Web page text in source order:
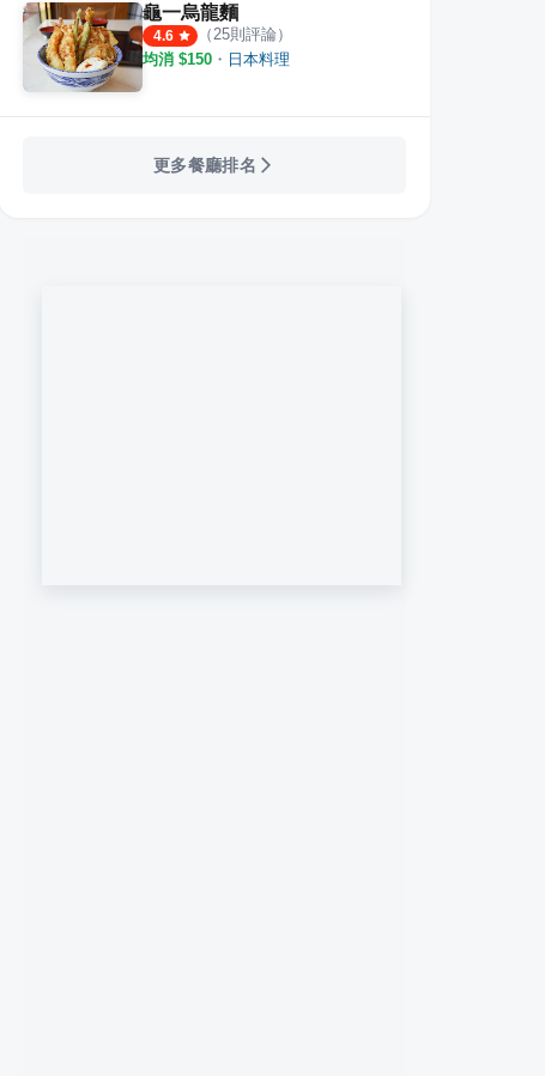
龜一烏龍麵
4.6 （25則評論）
均消 $150 ・ 日本料理
更多餐廳排名